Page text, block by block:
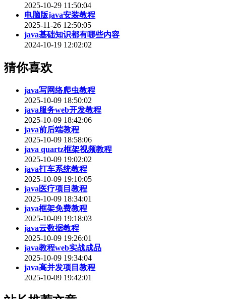
2025-10-29 11:50:04
电脑版java安装教程
2025-11-26 12:50:05
java基础知识都有哪些内容
2024-10-19 12:02:02
猜你喜欢
java写网络爬虫教程
2025-10-09 18:50:02
java服务web开发教程
2025-10-09 18:42:06
java前后端教程
2025-10-09 18:58:06
java quartz框架视频教程
2025-10-09 19:02:02
java打车系统教程
2025-10-09 19:10:05
java医疗项目教程
2025-10-09 18:34:01
java框架免费教程
2025-10-09 19:18:03
java云数据教程
2025-10-09 19:26:01
java教程web实战成品
2025-10-09 19:34:04
java高并发项目教程
2025-10-09 19:42:01